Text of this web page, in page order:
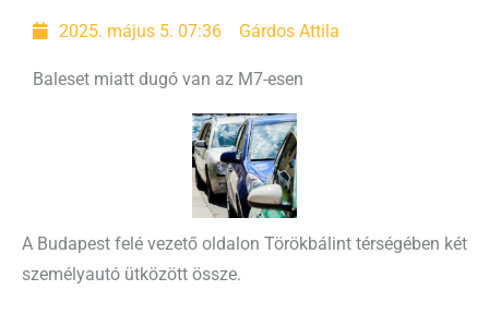
2025. május 5. 07:36 Gárdos Attila
Baleset miatt dugó van az M7-esen
A Budapest felé vezető oldalon Törökbálint térségében két
személyautó ütközött össze.